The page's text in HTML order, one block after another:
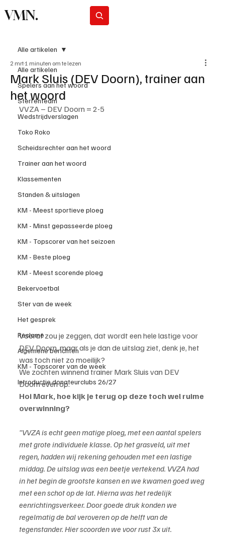
VMN.
Alle artikelen
Spelers aan het woord
Sterrenteam
Wedstrijdverslagen
Toko Roko
Scheidsrechter aan het woord
Trainer aan het woord
Klassementen
Standen & uitslagen
KM - Meest sportieve ploeg
KM - Minst gepasseerde ploeg
KM - Topscorer van het seizoen
KM - Beste ploeg
KM - Meest scorende ploeg
Bekervoetbal
Ster van de week
Het gesprek
Reclame
Algemene berichten
KM - Topscorer van de week
Introductie donateurclubs 26/27
Alle artikelen
Mark Sluis (DEV Doorn), trainer aan
het woord
2 mrt 1 minuten om te lezen
VVZA – DEV Doorn = 2-5
Vooraf zou je zeggen, dat wordt een hele lastige voor
DEV Doorn, maar als je dan de uitslag ziet, denk je, het
was toch niet zo moeilijk?
We zochten winnend trainer Mark Sluis van DEV
Doorn even op.
Hoi Mark, hoe kijk je terug op deze toch wel ruime
overwinning?
"VVZA is echt geen matige ploeg, met een aantal spelers
met grote individuele klasse. Op het grasveld, uit met
regen, hadden wij rekening gehouden met een lastige
middag. De uitslag was een beetje vertekend. VVZA had
in het begin de grootste kansen en we kwamen goed weg
met een schot op de lat. Hierna was het redelijk
eenrichtingsverkeer. Door goede druk konden we
regelmatig de bal veroveren op de helft van de
tegenstander. Hier scoorden we voor rust 3x uit.